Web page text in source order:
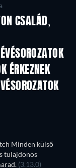
CSALÁD,
TV
ÉRKEZNEK
TV
2
Minden külső
tulajdonos
(3.13.0)